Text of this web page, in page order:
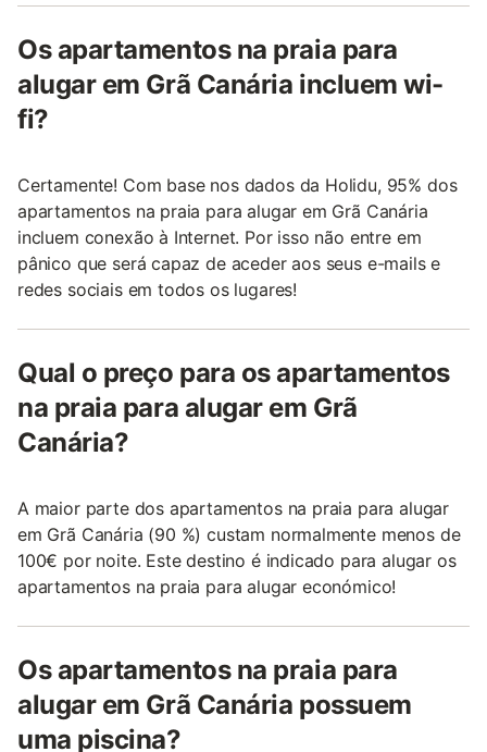
Os apartamentos na praia para
alugar em Grã Canária incluem wi-
fi?
Certamente! Com base nos dados da Holidu, 95% dos
apartamentos na praia para alugar em Grã Canária
incluem conexão à Internet. Por isso não entre em
pânico que será capaz de aceder aos seus e-mails e
redes sociais em todos os lugares!
Qual o preço para os apartamentos
na praia para alugar em Grã
Canária?
A maior parte dos apartamentos na praia para alugar
em Grã Canária (90 %) custam normalmente menos de
100€ por noite. Este destino é indicado para alugar os
apartamentos na praia para alugar económico!
Os apartamentos na praia para
alugar em Grã Canária possuem
uma piscina?